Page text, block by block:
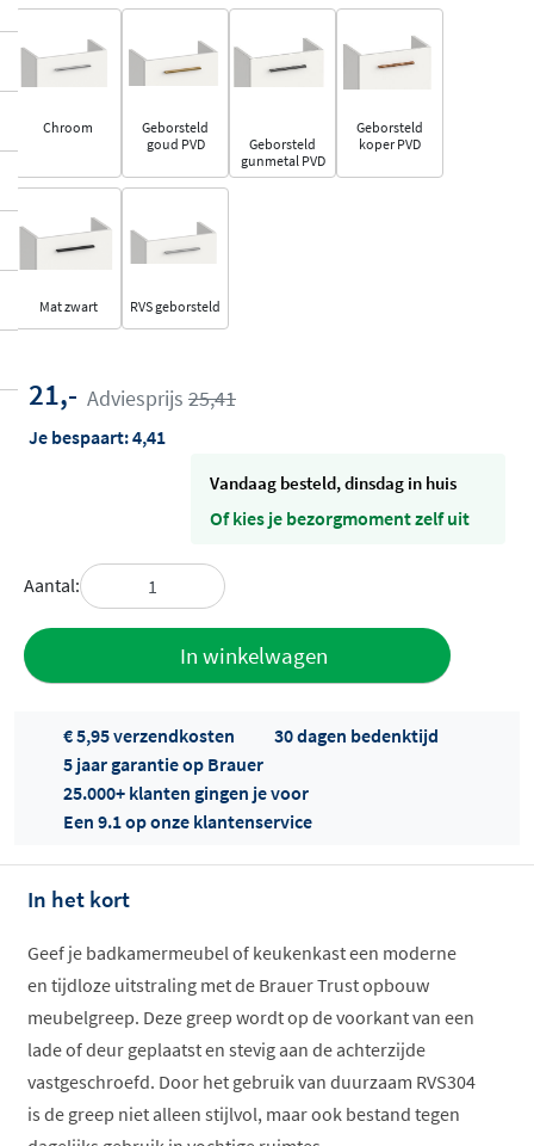
Chroom
Geborsteld
goud PVD
Geborsteld
gunmetal PVD
Geborsteld
koper PVD
Mat zwart RVS geborsteld
21,- Adviesprijs 25,41
Je bespaart:4,41
vandaag besteld, dinsdag in huis
Of kies je bezorgmoment zelf uit
Aantal:
In winkelwagen
Offertes
€ 5,95 verzendkosten
30 dagen bedenktijd
5 jaar garantie op Brauer
25.000+ klanten gingen je voor
Een 9.1 op onze klantenservice
In het kort
Geef je badkamermeubel of keukenkast een moderne
en tijdloze uitstraling met de Brauer Trust opbouw
meubelgreep. Deze greep wordt op de voorkant van een
lade of deur geplaatst en stevig aan de achterzijde
vastgeschroefd. Door het gebruik van duurzaam RVS304
is de greep niet alleen stijlvol, maar ook bestand tegen